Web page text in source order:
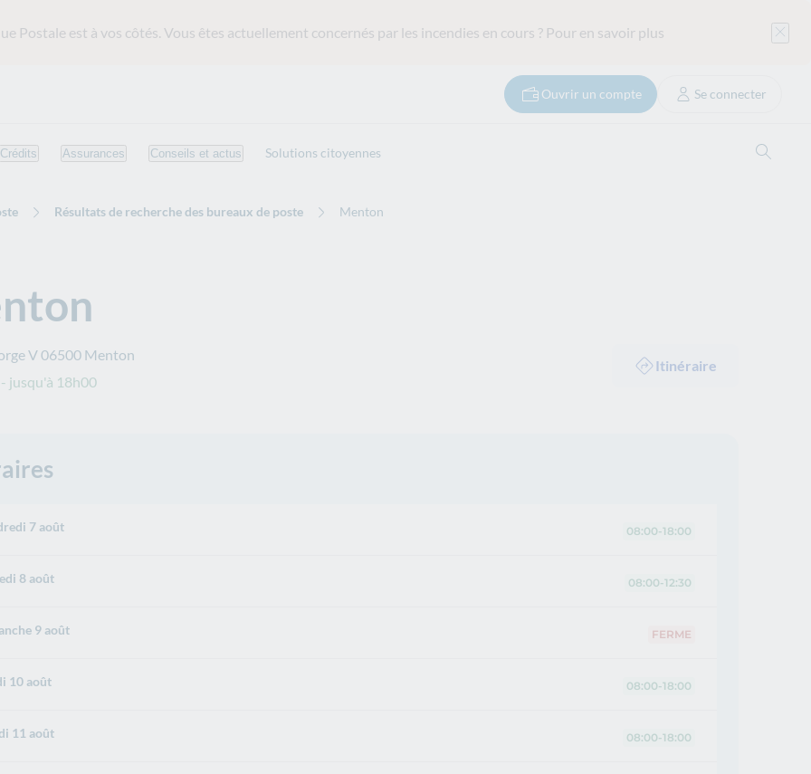
Postale est à vos côtés. Vous êtes actuellement concernés par les incendies en cours ? Pour en savoir plus
Ouvrir un compte Se connecter
Crédits Assurances Conseils et actus Solutions citoyennes
Résultats de recherche des bureaux de poste Menton
V06500 Menton
jusqu'à 18h00
Itinéraire
7 août 08:00-18:00
8 août 08:00-12:30
9 août FERME
10 août 08:00-18:00
11 août 08:00-18:00